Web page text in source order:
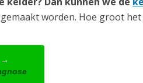
worden. Hoe groot
→